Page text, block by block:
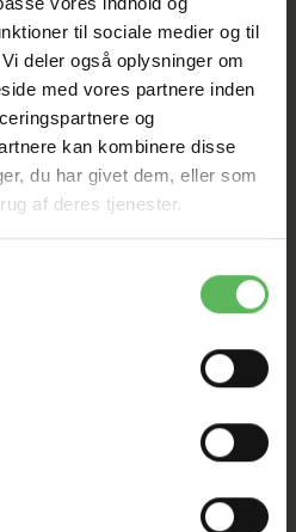
til sociale medier og til
deler også oplysninger om
med vores partnere inden
og
kan kombinere disse
du har givet dem, eller som
af deres tjenester.
både til intakte og
har et lavt indhold af bla.
fedme forebygges hos den
ølgær, rapsolie og lecithin.